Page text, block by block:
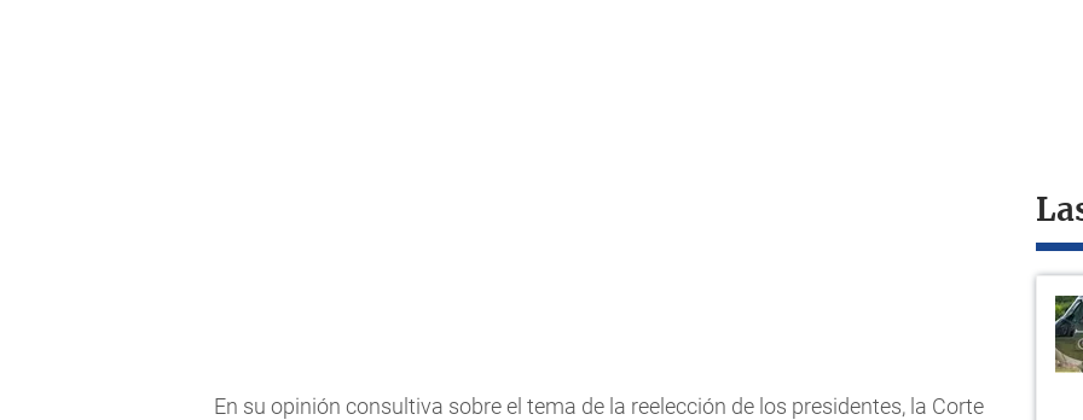
En su opinión consultiva sobre el tema de la reelección de los presidentes, la Corte